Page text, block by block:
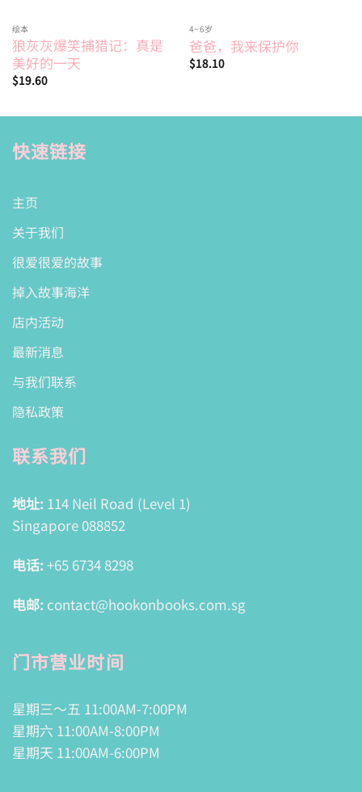
绘本
狼灰灰爆笑捕猎记：真是
美好的一天
$19.60
4~6岁
爸爸，我来保护你
$18.10
快速链接
主页
关于我们
很爱很爱的故事
掉入故事海洋
店内活动
最新消息
与我们联系
隐私政策
联系我们
地址: 114 Neil Road (Level 1)
Singapore 088852
电话: +65 6734 8298
电邮: contact@hookonbooks.com.sg
门市营业时间
星期三～五 11:00AM-7:00PM
星期六 11:00AM-8:00PM
星期天 11:00AM-6:00PM